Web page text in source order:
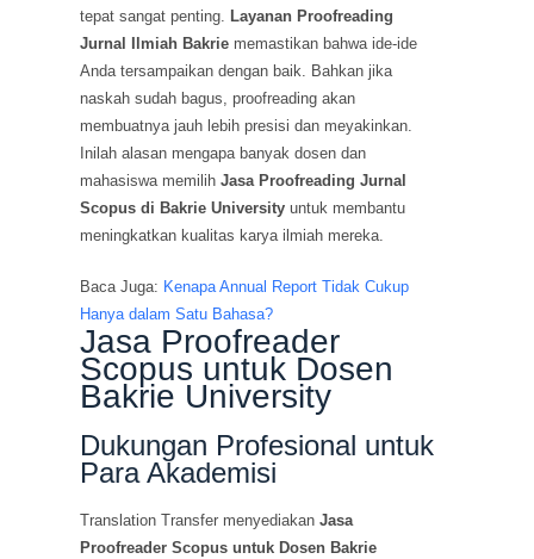
tepat sangat penting. Layanan Proofreading
Jurnal Ilmiah Bakrie memastikan bahwa ide-ide
Anda tersampaikan dengan baik. Bahkan jika
naskah sudah bagus, proofreading akan
membuatnya jauh lebih presisi dan meyakinkan.
Inilah alasan mengapa banyak dosen dan
mahasiswa memilihJasa Proofreading Jurnal
Scopus di Bakrie University untuk membantu
meningkatkan kualitas karya ilmiah mereka.
Baca Juga: Kenapa Annual Report Tidak Cukup
Hanya dalam Satu Bahasa?
Jasa Proofreader
Scopus untuk Dosen
Bakrie University
Dukungan Profesional untuk
Para Akademisi
Translation Transfer menyediakanJasa
Proofreader Scopus untuk Dosen Bakrie